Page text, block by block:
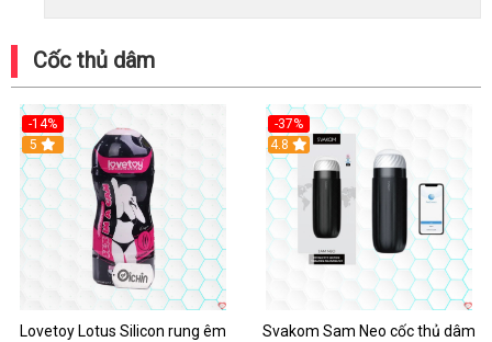
Cốc thủ dâm
-14%
Hot
5
Lovetoy Lotus Silicon rung êm
-37%
4.8
Svakom Sam Neo cốc thủ dâm